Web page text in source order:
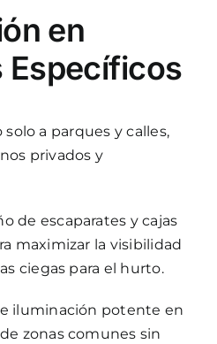
en
solo a parques y calles,
privados y
de escaparates y cajas
maximizar la visibilidad
ciegas para el hurto.
iluminación potente en
zonas comunes sin